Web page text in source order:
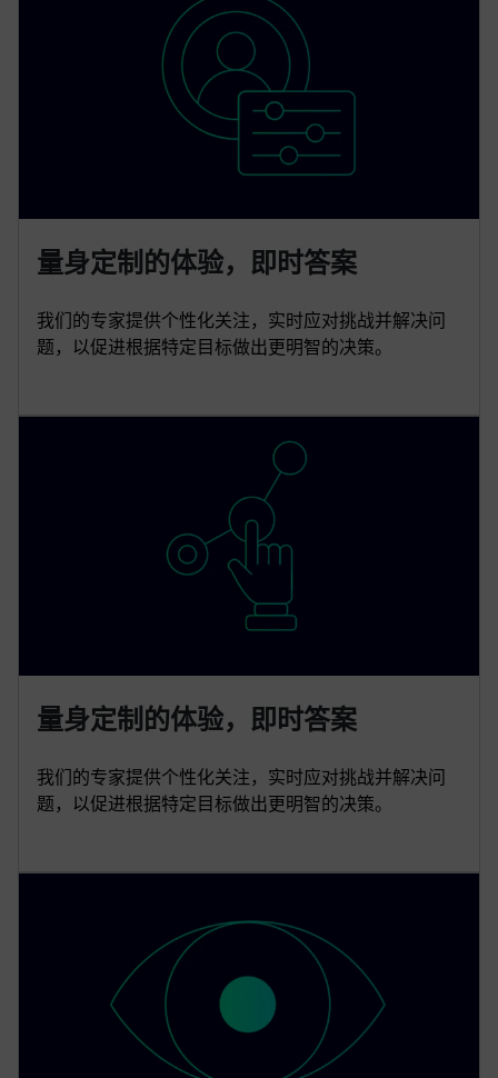
量身定制的体验，即时答案
我们的专家提供个性化关注，实时应对挑战并解决问
题，以促进根据特定目标做出更明智的决策。
量身定制的体验，即时答案
我们的专家提供个性化关注，实时应对挑战并解决问
题，以促进根据特定目标做出更明智的决策。